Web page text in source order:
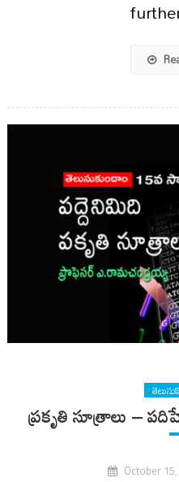
ప్రకృతి సూత్రాలు –
October